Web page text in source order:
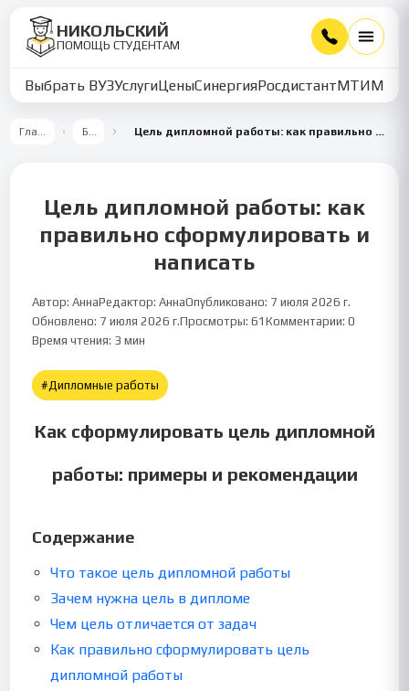
НИКОЛЬСКИЙ
ПОМОЩЬ СТУДЕНТАМ
Выбрать ВУЗУслугиЦеныСинергияРосдистантМТИММУ
Главная Блог Цель дипломной работы: как правильно сформулировать и написать
Цель дипломной работы: как
правильно сформулировать и
написать
Автор:АннаРедактор:АннаОпубликовано: 7 июля 2026 г.
Обновлено: 7 июля 2026 г.Просмотры:61Комментарии:0
Время чтения: 3 мин
Дипломные работы
#Дипломные работы
Как сформулировать цель дипломной
работы: примеры и рекомендации
Содержание
Что такое цель дипломной работы
Зачем нужна цель в дипломе
Чем цель отличается от задач
Как правильно сформулировать цель
дипломной работы